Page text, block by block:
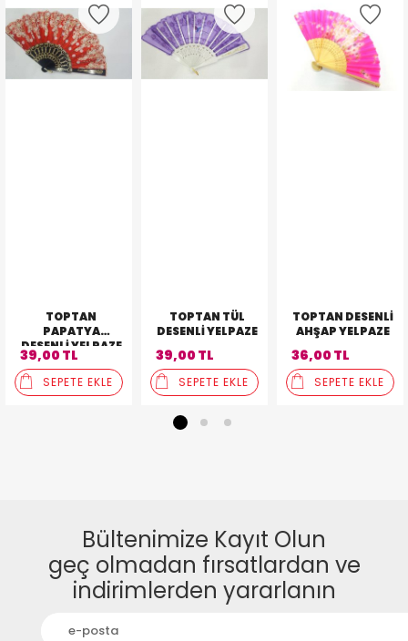
TOPTAN
PAPATYA
DESENLI YELPAZE
39,00 TL
SEPETE EKLE
TOPTAN TÜL
DESENLI YELPAZE
39,00 TL
SEPETE EKLE
TOPTAN DESENLI
AHŞAP YELPAZE
36,00 TL
SEPETE EKLE
2 3
Bültenimize Kayıt Olun
geç olmadan fırsatlardan ve
indirimlerden yararlanın